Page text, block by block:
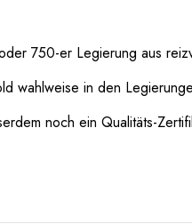
750-er Legierung aus
wahlweise in den
noch ein Qualitäts-